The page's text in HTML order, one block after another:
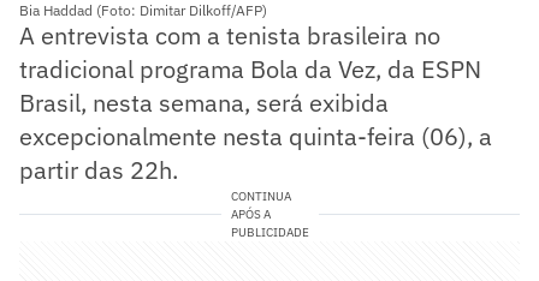
Bia Haddad (Foto: Dimitar Dilkoff/AFP)
A entrevista com a tenista brasileira no
tradicional programa Bola da Vez, da ESPN
Brasil, nesta semana, será exibida
excepcionalmente nesta quinta-feira (06), a
partir das 22h.
CONTINUA
APÓS A
PUBLICIDADE